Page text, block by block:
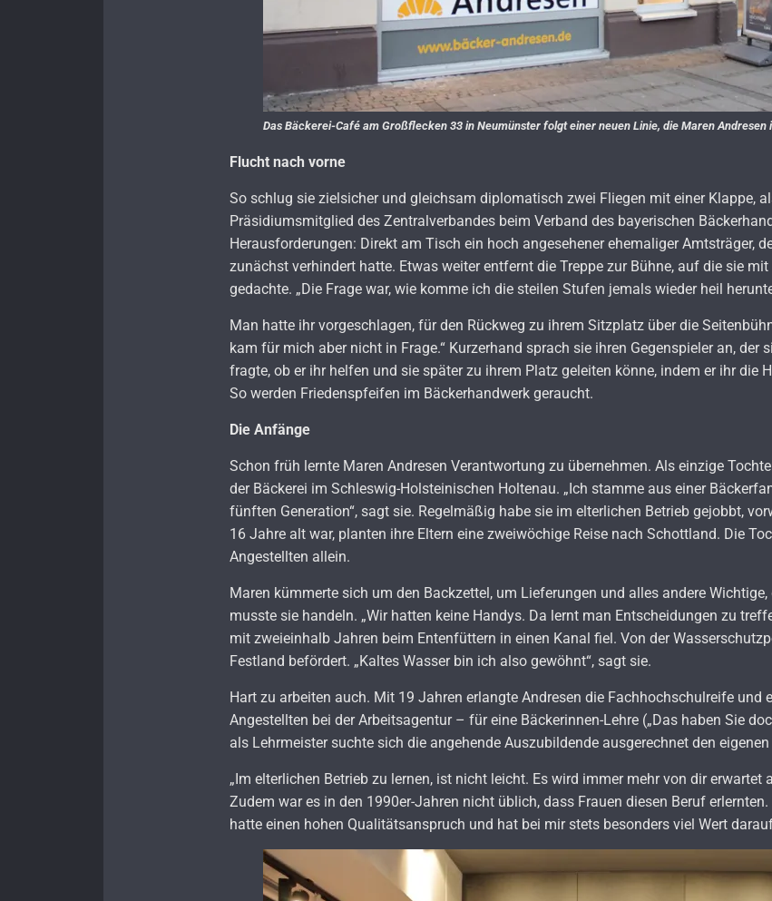
Das Bäckerei-Café am Großflecken 33 in Neumünster folgt einer neuen Linie, die Maren Andresen
Flucht nach vorne
So schlug sie zielsicher und gleichsam diplomatisch zwei Fliegen mit einer Klappe,
Präsidiumsmitglied des Zentralverbandes beim Verband des bayerischen
Herausforderungen: Direkt am Tisch ein hoch angesehener ehemaliger Amtsträger,
zunächst verhindert hatte. Etwas weiter entfernt die Treppe zur Bühne, auf die sie
gedachte. „Die Frage war, wie komme ich die steilen Stufen jemals wieder heil
Man hatte ihr vorgeschlagen, für den Rückweg zu ihrem Sitzplatz über die
kam für mich aber nicht in Frage.“ Kurzerhand sprach sie ihren Gegenspieler an, der
fragte, ob er ihr helfen und sie später zu ihrem Platz geleiten könne, indem er ihr die
So werden Friedenspfeifen im Bäckerhandwerk geraucht.
Die Anfänge
Schon früh lernte Maren Andresen Verantwortung zu übernehmen. Als einzige
der Bäckerei im Schleswig-Holsteinischen Holtenau. „Ich stamme aus einer
fünften Generation“, sagt sie. Regelmäßig habe sie im elterlichen Betrieb gejobbt,
16 Jahre alt war, planten ihre Eltern eine zweiwöchige Reise nach Schottland. Die
Angestellten allein.
Maren kümmerte sich um den Backzettel, um Lieferungen und alles andere
musste sie handeln. „Wir hatten keine Handys. Da lernt man Entscheidungen zu
mit zweieinhalb Jahren beim Entenfüttern in einen Kanal fiel. Von der
Festland befördert. „Kaltes Wasser bin ich also gewöhnt“, sagt sie.
Hart zu arbeiten auch. Mit 19 Jahren erlangte Andresen die Fachhochschulreife und
Angestellten bei der Arbeitsagentur – für eine Bäckerinnen-Lehre („Das haben Sie
als Lehrmeister suchte sich die angehende Auszubildende ausgerechnet den
„Im elterlichen Betrieb zu lernen, ist nicht leicht. Es wird immer mehr von dir erwartet
Zudem war es in den 1990er-Jahren nicht üblich, dass Frauen diesen Beruf
hatte einen hohen Qualitätsanspruch und hat bei mir stets besonders viel Wert